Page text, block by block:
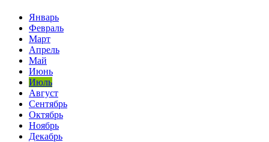
Январь
Февраль
Март
Апрель
Май
Июнь
Июль
Август
Сентябрь
Октябрь
Ноябрь
Декабрь